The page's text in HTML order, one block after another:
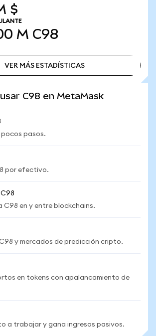
$
M C98
VER MÁS ESTADÍSTICAS
C98 en MetaMask
pocos pasos.
por efectivo.
C98 en y entre blockchains.
y mercados de predicción cripto.
en tokens con apalancamiento de
a trabajar y gana ingresos pasivos.